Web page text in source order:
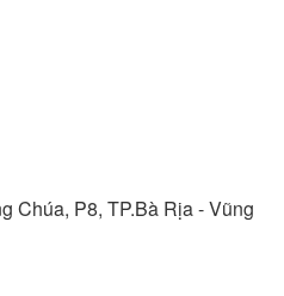
Chúa, P8, TP.Bà Rịa - Vũng